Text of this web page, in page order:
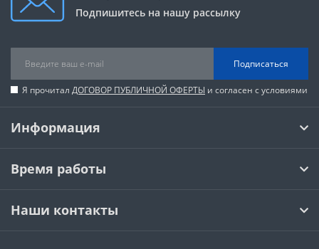
Подпишитесь на нашу рассылку
Подписаться
Я прочитал ДОГОВОР ПУБЛИЧНОЙ ОФЕРТЫ и согласен с условиями
Информация
Время работы
Наши контакты